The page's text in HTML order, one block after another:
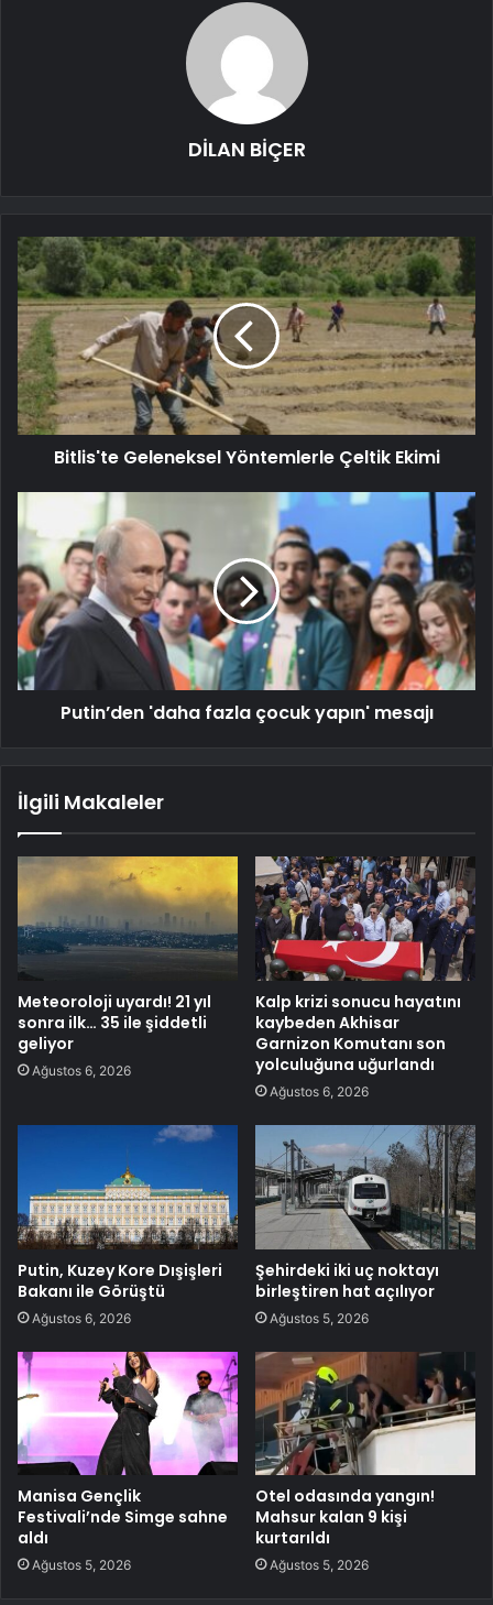
DİLAN BİÇER
Bitlis'te Geleneksel Yöntemlerle Çeltik Ekimi
Putin’den 'daha fazla çocuk yapın' mesajı
İlgili Makaleler
Meteoroloji uyardı! 21 yıl
sonra ilk… 35 ile şiddetli
geliyor
Ağustos 6, 2026
Kalp krizi sonucu hayatını
kaybeden Akhisar
Garnizon Komutanı son
yolculuğuna uğurlandı
Ağustos 6, 2026
Putin, Kuzey Kore Dışişleri
Bakanı ile Görüştü
Ağustos 6, 2026
Şehirdeki iki uç noktayı
birleştiren hat açılıyor
Ağustos 5, 2026
Manisa Gençlik
Festivali’nde Simge sahne
aldı
Ağustos 5, 2026
Otel odasında yangın!
Mahsur kalan 9 kişi
kurtarıldı
Ağustos 5, 2026